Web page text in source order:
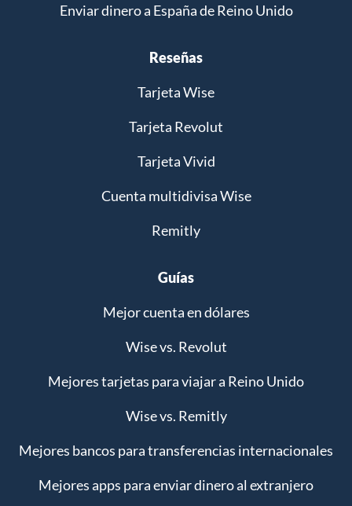
Enviar dinero a España de Reino Unido
Reseñas
Tarjeta Wise
Tarjeta Revolut
Tarjeta Vivid
Cuenta multidivisa Wise
Remitly
Guías
Mejor cuenta en dólares
Wise vs. Revolut
Mejores tarjetas para viajar a Reino Unido
Wise vs. Remitly
Mejores bancos para transferencias internacionales
Mejores apps para enviar dinero al extranjero